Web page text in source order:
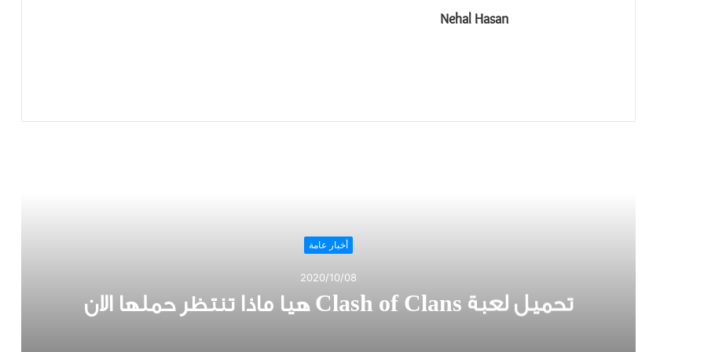
Nehal Hasan
أخبار عامة
2020/10/08
تحميل لعبة Clash of Clans هيا ماذا تنتظر حملها الان